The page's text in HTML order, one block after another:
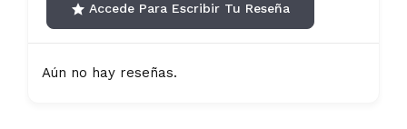
Accede Para Escribir Tu Reseña
Aún no hay reseñas.